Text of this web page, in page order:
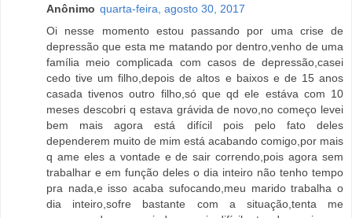
Anônimo quarta-feira, agosto 30, 2017
Oi nesse momento estou passando por uma crise de
depressão que esta me matando por dentro,venho de uma
família meio complicada com casos de depressão,casei
cedo tive um filho,depois de altos e baixos e de 15 anos
casada tivenos outro filho,só que qd ele estáva com 10
meses descobri q estava grávida de novo,no começo levei
bem mais agora está difícil pois pelo fato deles
dependerem muito de mim está acabando comigo,por mais
q ame eles a vontade e de sair correndo,pois agora sem
trabalhar e em função deles o dia inteiro não tenho tempo
pra nada,e isso acaba sufocando,meu marido trabalha o
dia inteiro,sofre bastante com a situação,tenta me